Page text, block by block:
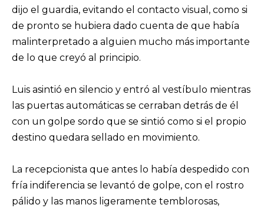
dijo el guardia, evitando el contacto visual, como si
de pronto se hubiera dado cuenta de que había
malinterpretado a alguien mucho más importante
de lo que creyó al principio.
Luis asintió en silencio y entró al vestíbulo mientras
las puertas automáticas se cerraban detrás de él
con un golpe sordo que se sintió como si el propio
destino quedara sellado en movimiento.
La recepcionista que antes lo había despedido con
fría indiferencia se levantó de golpe, con el rostro
pálido y las manos ligeramente temblorosas,